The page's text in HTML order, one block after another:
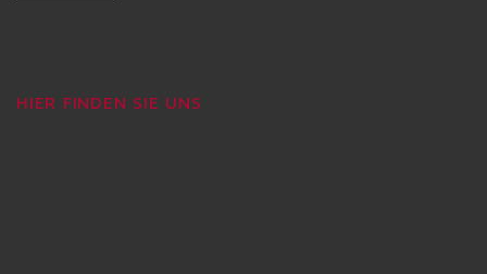
HIER FINDEN SIE UNS